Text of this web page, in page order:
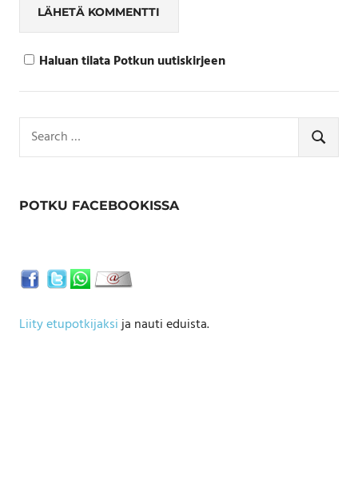
Haluan tilata Potkun uutiskirjeen
for:
SEARCH
POTKU FACEBOOKISSA
Liity etupotkijaksija nauti eduista.